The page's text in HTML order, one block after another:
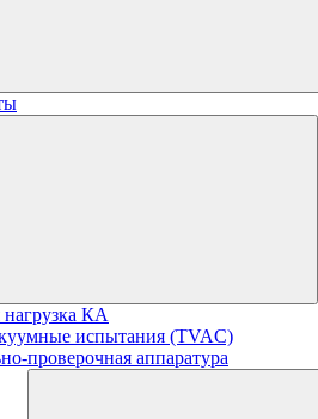
нагрузка КА
испытания (TVAC)
проверочная аппаратура